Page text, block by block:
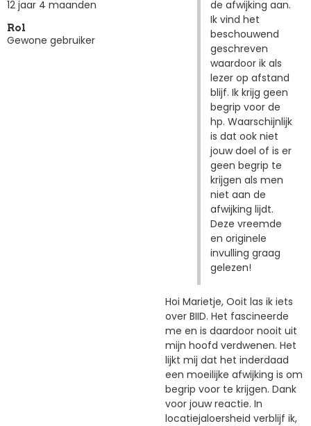
12 jaar 4 maanden
Rol
Gewone gebruiker
de afwijking aan.
Ik vind het
beschouwend
geschreven
waardoor ik als
lezer op afstand
blijf. Ik krijg geen
begrip voor de
hp. Waarschijnlijk
is dat ook niet
jouw doel of is er
geen begrip te
krijgen als men
niet aan de
afwijking lijdt.
Deze vreemde
en originele
invulling graag
gelezen!
Hoi Marietje, Ooit las ik iets
over BIID. Het fascineerde
me en is daardoor nooit uit
mijn hoofd verdwenen. Het
lijkt mij dat het inderdaad
een moeilijke afwijking is om
begrip voor te krijgen. Dank
voor jouw reactie. In
locatiejaloersheid verblijf ik,